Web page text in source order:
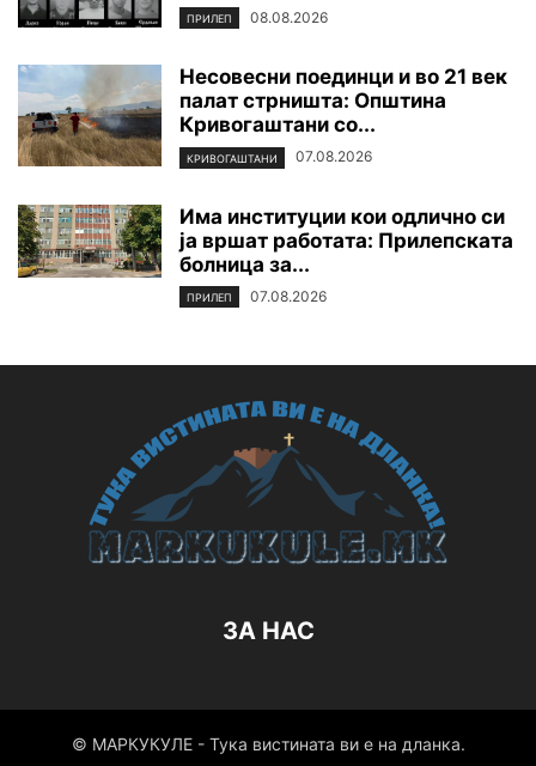
ПРИЛЕП 08.08.2026
Несовесни поединци и во 21 век
палат стрништа: Општина
Кривогаштани со...
КРИВОГАШТАНИ 07.08.2026
Има институции кои одлично си
ја вршат работата: Прилепската
болница за...
ПРИЛЕП 07.08.2026
ЗА НАС
© МАРКУКУЛЕ - Тука вистината ви е на дланка.